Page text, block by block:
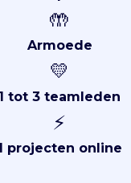
🤲
Armoede
💛
1 tot 3 teamleden
⚡
projecten online